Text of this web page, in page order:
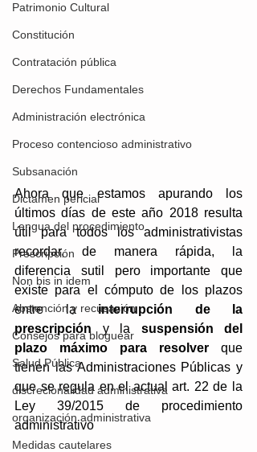
Patrimonio Cultural
Constitución
Contratación pública
Derechos Fundamentales
Administración electrónica
Proceso contencioso administrativo
Subsanación
Dictamen pericial
Lengua del procedimiento
Prescripción
Non bis in idem
Abstención y recusación
Consejos para bloguear
Salud Pública
discrecionalidad administrativa
organización administrativa
Medidas cautelares
Ahora que estamos apurando los
últimos días de este año 2018 resulta
útil para todos los administrativistas
recordar, de manera rápida, la
diferencia sutil pero importante que
existe para el cómputo de los plazos
entre la interrupción de la
prescripción y la suspensión del
plazo máximo para resolver que
tienen las Administraciones Públicas y
que se regula en el actual art. 22 de la
Ley 39/2015 de procedimiento
administrativo